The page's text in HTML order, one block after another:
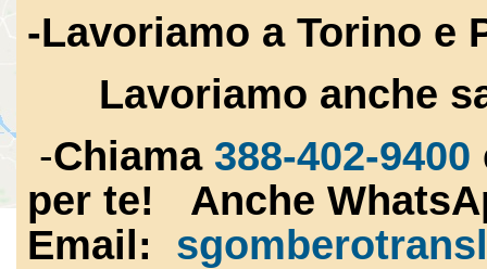
-Lavoriamo a Torino e
Lavoriamo anche
-Chiama 388-402-9400
per te! Anche
Email: